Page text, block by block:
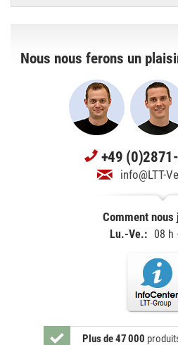
Nous nous ferons un
+49
info@LTT-
Comment nous
Lu.-Ve.: 08 h
Plus de 47 000